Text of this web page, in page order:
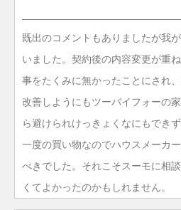
既出のコメントもありましたが我
いました。契約後の内容変更が重
事をたくみに無かったことにされ
改善しようにもツーバイフォーの
ら避けられけっきょくなにもでき
一度の買い物なのでハウスメーカ
べきでした。それこそスーモに相
くてよかったのかもしれません。